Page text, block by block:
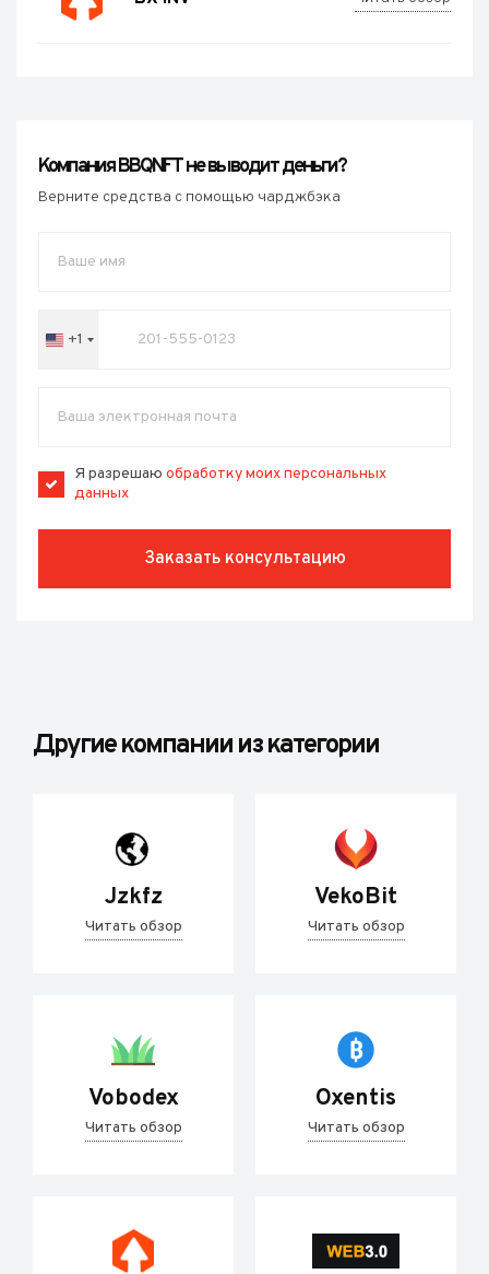
Компания BBQNFT не выводит деньги?
Верните средства с помощью чарджбэка
United
+1
Я разрешаю обработку моих персональных
данных
Заказать консультацию
Другие компании из категории
Jzkfz
Читать обзор
VekoBit
Читать обзор
Vobodex
Читать обзор
Oxentis
Читать обзор